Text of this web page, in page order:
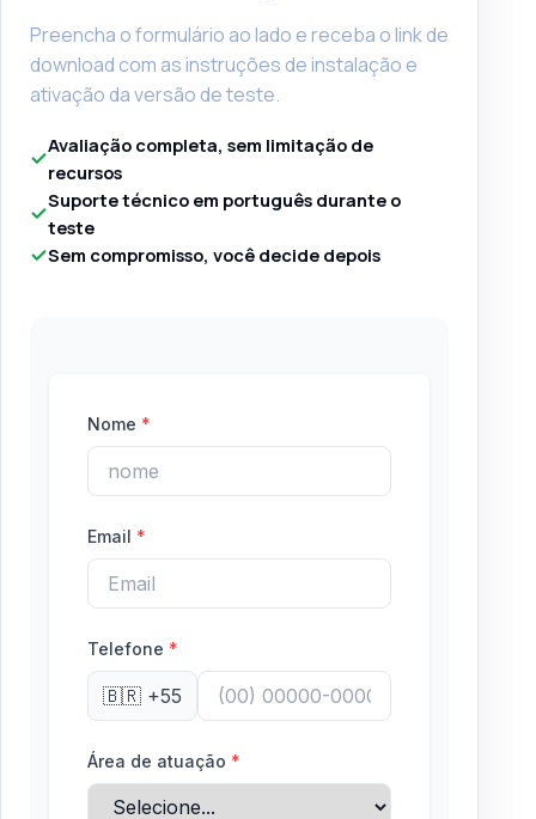
Preencha o formulário ao lado e receba o link de
download com as instruções de instalação e
ativação da versão de teste.
Avaliação completa, sem limitação de
recursos
Suporte técnico em português durante o
teste
Sem compromisso, você decide depois